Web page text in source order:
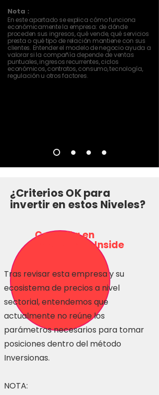
Nota :
En este apartado se explica cómo funciona
económicamente la empresa: de dónde
proceden sus ingresos, qué vende, qué servicios
presta o qué tipo de relación mantiene con sus
clientes. Entender el modelo de negocio ayuda a
valorar si la compañía depende de ventas
puntuales, ingresos recurrentes, ciclos
económicos, contratos, consumo, tecnología,
regulación u otros factores.
¿Criterios OK para
invertir en estos Niveles?
Consulta en
Inversionas Inside
Tras revisar esta empresa y su
ecosistema de precios a nivel
sectorial, entendemos que
actualmente no reúne los
parámetros necesarios para tomar
posiciones dentro del método
Inversionas.
NOTA: